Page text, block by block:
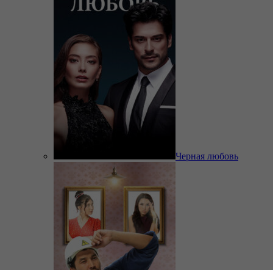
Черная любовь